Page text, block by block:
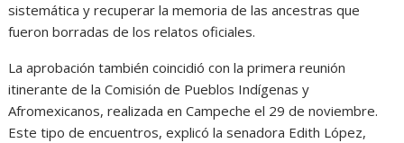
sistemática y recuperar la memoria de las ancestras que
fueron borradas de los relatos oficiales.
La aprobación también coincidió con la primera reunión
itinerante de la Comisión de Pueblos Indígenas y
Afromexicanos, realizada en Campeche el 29 de noviembre.
Este tipo de encuentros, explicó la senadora Edith López,